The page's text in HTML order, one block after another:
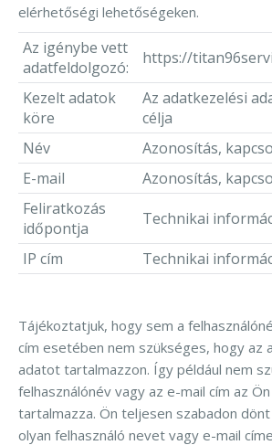
elérhetőségi lehetőségeken.
Az igénybe vett
adatfeldolgozó:
https://
Kezelt adatok
köre
Az adatkezelési
célja
Név
Azonosítás,
E-mail
Azonosítás,
Feliratkozás
időpontja
Technikai
IP cím
Technikai
Tájékoztatjuk, hogy sem a
cím esetében nem szükséges, hogy az
adatot tartalmazzon. Így például nem
felhasználónév vagy az e-mail cím az
tartalmazza. Ön teljesen szabadon
olyan felhasználó nevet vagy e-mail